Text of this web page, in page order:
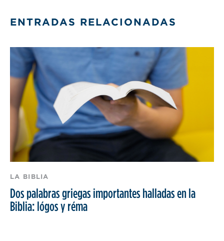
ENTRADAS RELACIONADAS
LA BIBLIA
Dos palabras griegas importantes halladas en la
Biblia: lógos y réma